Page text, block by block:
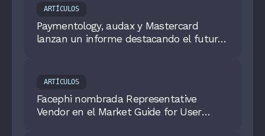
ARTÍCULOS
Paymentology, audax y Mastercard
lanzan un informe destacando el futuro
ARTÍCULOS
Facephi nombrada Representative
Vendor en el Market Guide for User